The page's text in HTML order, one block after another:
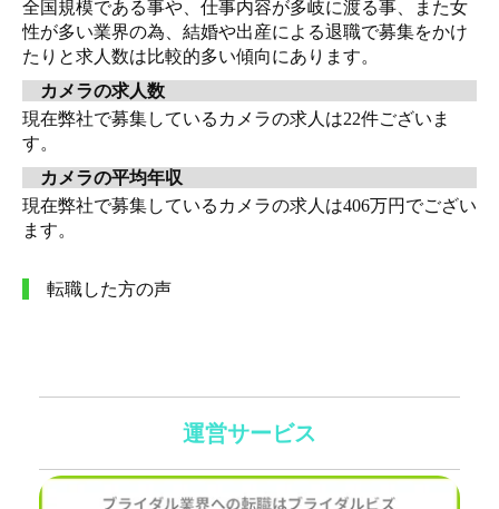
全国規模である事や、仕事内容が多岐に渡る事、また女
性が多い業界の為、結婚や出産による退職で募集をかけ
たりと求人数は比較的多い傾向にあります。
カメラの求人数
現在弊社で募集しているカメラの求人は22件ございま
す。
カメラの平均年収
現在弊社で募集しているカメラの求人は406万円でござい
ます。
転職した方の声
運営サービス